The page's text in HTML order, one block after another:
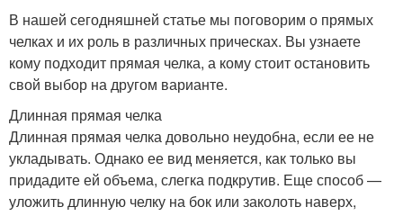
В нашей сегодняшней статье мы поговорим о прямых
челках и их роль в различных прическах. Вы узнаете
кому подходит прямая челка, а кому стоит остановить
свой выбор на другом варианте.
Длинная прямая челка
Длинная прямая челка довольно неудобна, если ее не
укладывать. Однако ее вид меняется, как только вы
придадите ей объема, слегка подкрутив. Еще способ —
уложить длинную челку на бок или заколоть наверх,